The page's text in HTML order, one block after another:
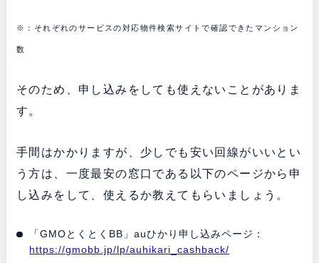
※：それぞれのサービスの対応物件検索サイトで確認できたマンション
数
そのため、申し込みをしても使えないことがありま
す。
手間はかかりますが、少しでも安い回線がいいとい
う方は、一度最安の窓口である以下のページから申
し込みをして、使えるか教えてもらいましょう。
「GMOとくとくBB」auひかり申し込みページ：
https://gmobb.jp/lp/auhikari_cashback/